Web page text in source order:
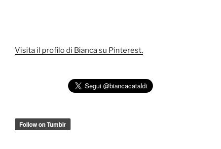
Visita il profilo di Bianca su Pinterest.